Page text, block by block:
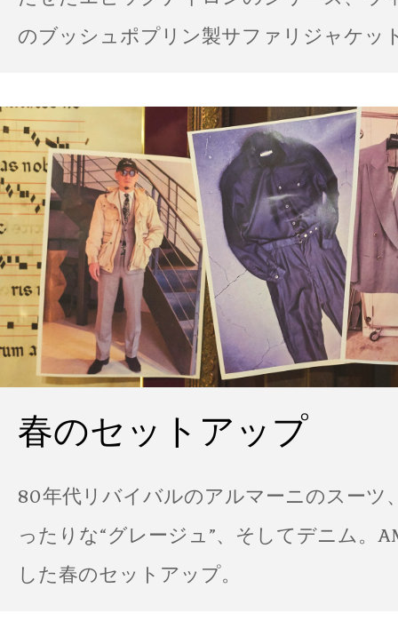
のブッシュポプリン製サファリジャケッ
春のセットアップ
80年代リバイバルのアルマーニのスーツ
ったりな“グレージュ”、そしてデニム。
した春のセットアップ。